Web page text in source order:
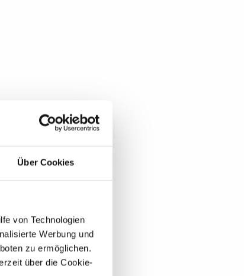
Über Cookies
von Technologien
Werbung und
zu ermöglichen.
über die Cookie-